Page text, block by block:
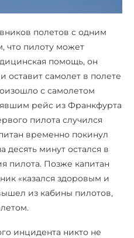
полетов с одним
что пилоту может
помощь, он
оставит самолет в полете
с самолетом
рейс из Франкфурта
пилота случился
временно покинул
десять минут остался в
пилота. Позже капитан
«казался здоровым и
из кабины пилотов,
инцидента никто не